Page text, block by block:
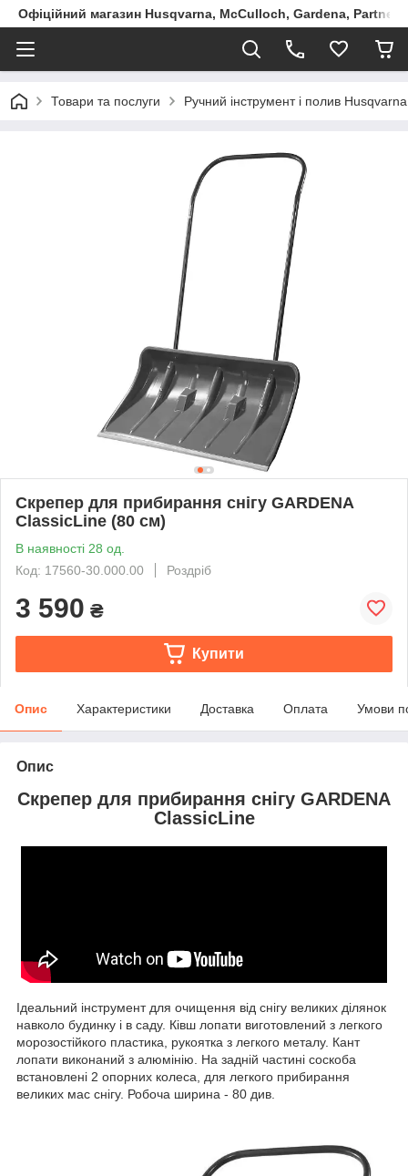
Офіційний магазин Husqvarna, McCulloch, Gardena, Partner
Товари та послуги Ручний інструмент і полив
Скрепер для прибирання снігу GARDENA
ClassicLine (80 см)
В наявності 28 од.
Код: 17560-30.000.00
Роздріб
3 590 ₴
Купити
Опис Характеристики Доставка Оплата Умови
Опис
Скрепер для прибирання снігу GARDENA
ClassicLine
Ідеальний інструмент для очищення від снігу великих ділянок
навколо будинку і в саду. Ківш лопати виготовлений з легкого
морозостійкого пластика, рукоятка з легкого металу. Кант
лопати виконаний з алюмінію. На задній частині соскоба
встановлені 2 опорних колеса, для легкого прибирання
великих мас снігу. Робоча ширина - 80 див.